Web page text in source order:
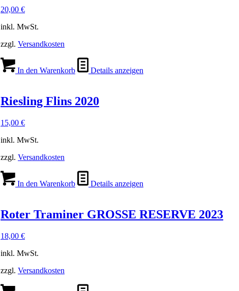
20,00 €
inkl. MwSt.
zzgl. Versandkosten
In den Warenkorb Details anzeigen
Riesling Flins 2020
15,00 €
inkl. MwSt.
zzgl. Versandkosten
In den Warenkorb Details anzeigen
Roter Traminer GROSSE RESERVE 2023
18,00 €
inkl. MwSt.
zzgl. Versandkosten